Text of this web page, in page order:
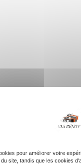
pour améliorer votre
site, tandis que les cookies